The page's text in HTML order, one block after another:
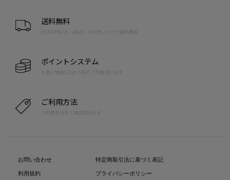
送料無料
10,000円以上（税込）のお買い上げで送料無料
ポイントシステム
お買い物毎に1pt=1円でご利用頂けます
ご利用方法
ご利用方法をご確認頂けます
お問い合わせ
利用規約
特定商取引法に基づく表記
プライバシーポリシー